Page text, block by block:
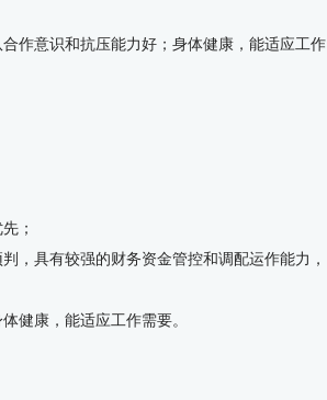
作意识和抗压能力好；身体健康，能适应工作
；
，具有较强的财务资金管控和调配运作能力，
健康，能适应工作需要。